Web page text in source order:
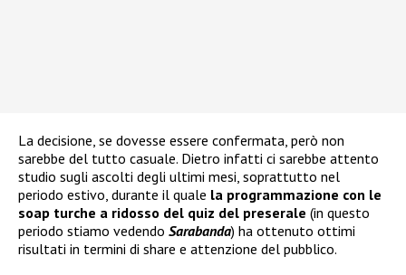
La decisione, se dovesse essere confermata, però non
sarebbe del tutto casuale. Dietro infatti ci sarebbe attento
studio sugli ascolti degli ultimi mesi, soprattutto nel
periodo estivo, durante il quale la programmazione con le
soap turche a ridosso del quiz del preserale (in questo
periodo stiamo vedendo Sarabanda) ha ottenuto ottimi
risultati in termini di share e attenzione del pubblico.